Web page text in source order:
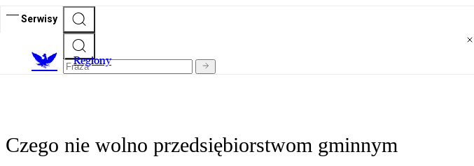
Serwisy
Regiony
Czego nie wolno przedsiębiorstwom gminnym